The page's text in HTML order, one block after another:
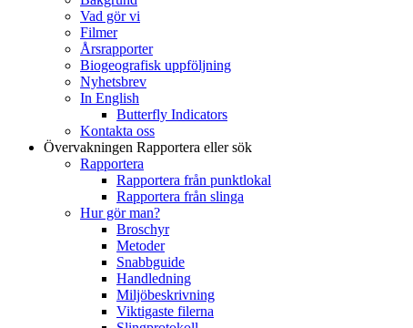
Vad gör vi
Filmer
Årsrapporter
Biogeografisk uppföljning
Nyhetsbrev
In English
Butterfly Indicators
Kontakta oss
Övervakningen Rapportera eller sök
Rapportera
Rapportera från punktlokal
Rapportera från slinga
Hur gör man?
Broschyr
Metoder
Snabbguide
Handledning
Miljöbeskrivning
Viktigaste filerna